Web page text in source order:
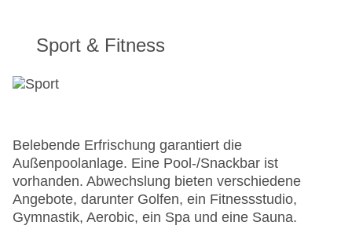
Sport & Fitness
Belebende Erfrischung garantiert die
Außenpoolanlage. Eine Pool-/Snackbar ist
vorhanden. Abwechslung bieten verschiedene
Angebote, darunter Golfen, ein Fitnessstudio,
Gymnastik, Aerobic, ein Spa und eine Sauna.